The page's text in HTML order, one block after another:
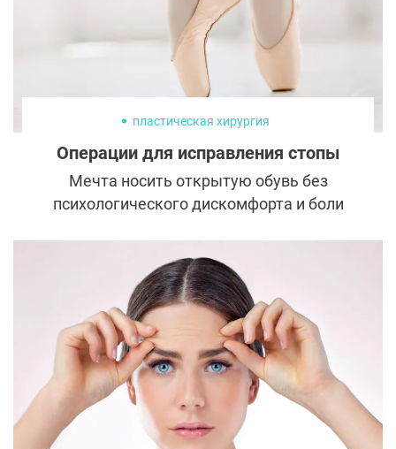
пластическая хирургия
Операции для исправления стопы
Мечта носить открытую обувь без
психологического дискомфорта и боли
есть некоторые особенности и сложности,
о которых стоит знать.